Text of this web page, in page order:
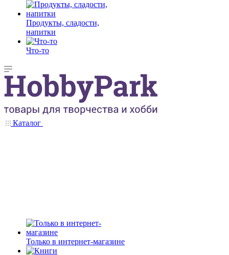
Продукты, сладости,
напитки
Что-то
Каталог
Только в интернет-магазине